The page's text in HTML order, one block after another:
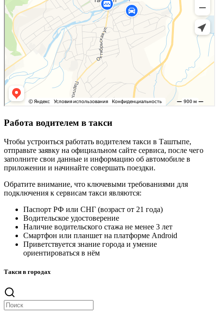
Работа водителем в такси
Чтобы устроиться работать водителем такси в Таштыпе,
отправьте заявку на официальном сайте сервиса, после чего
заполните свои данные и информацию об автомобиле в
приложении и начинайте совершать поездки.
Обратите внимание, что ключевыми требованиями для
подключения к сервисам такси являются:
Паспорт РФ или СНГ (возраст от 21 года)
Водительское удостоверение
Наличие водительского стажа не менее 3 лет
Смартфон или планшет на платформе Android
Приветствуется знание города и умение
ориентироваться в нём
Такси в городах